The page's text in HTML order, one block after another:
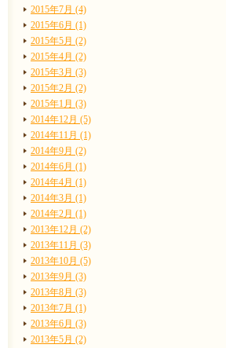
2015年7月 (4)
2015年6月 (1)
2015年5月 (2)
2015年4月 (2)
2015年3月 (3)
2015年2月 (2)
2015年1月 (3)
2014年12月 (5)
2014年11月 (1)
2014年9月 (2)
2014年6月 (1)
2014年4月 (1)
2014年3月 (1)
2014年2月 (1)
2013年12月 (2)
2013年11月 (3)
2013年10月 (5)
2013年9月 (3)
2013年8月 (3)
2013年7月 (1)
2013年6月 (3)
2013年5月 (2)